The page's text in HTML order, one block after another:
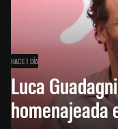
HACE 1 DÍA
Luca
homenajeada